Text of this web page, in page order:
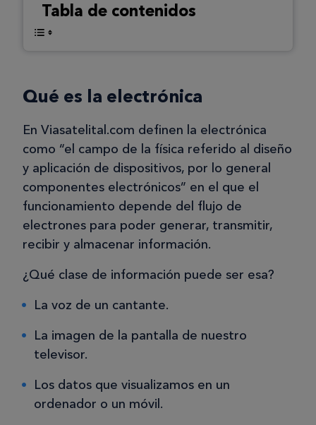
Tabla de contenidos
Qué es la electrónica
En Viasatelital.com definen la electrónica
como “el campo de la física referido al diseño
y aplicación de dispositivos, por lo general
componentes electrónicos” en el que el
funcionamiento depende del flujo de
electrones para poder generar, transmitir,
recibir y almacenar información.
¿Qué clase de información puede ser esa?
La voz de un cantante.
La imagen de la pantalla de nuestro
televisor.
Los datos que visualizamos en un
ordenador o un móvil.